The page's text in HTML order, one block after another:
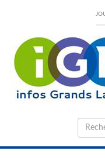
content
de